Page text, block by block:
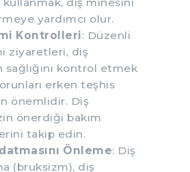
yardımcı olur.
Kontrolleri: Düzenli
ziyaretleri, diş
sağlığını kontrol etmek
erken teşhis
önemlidir. Diş
önerdiği bakım
takip edin.
Önleme: Diş
(bruksizm), diş